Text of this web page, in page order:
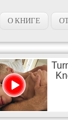
О КНИГЕ